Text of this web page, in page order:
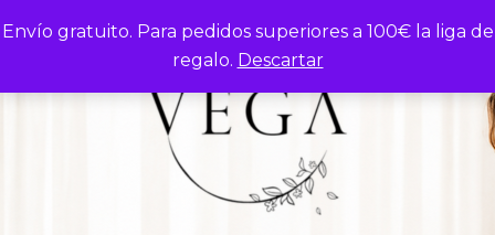
Envío gratuito. Para pedidos superiores a 100€ la liga de
regalo. Descartar
to